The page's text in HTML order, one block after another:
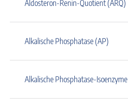
Aldosteron-Renin-Quotient (ARQ)
Alkalische Phosphatase (AP)
Alkalische Phosphatase-Isoenzyme